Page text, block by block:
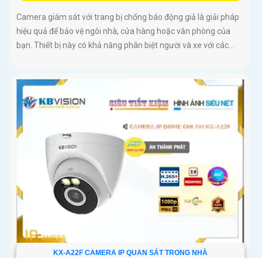
Camera giám sát với trang bị chống báo động giả là giải pháp
hiệu quả để bảo vệ ngôi nhà, cửa hàng hoặc văn phòng của
bạn. Thiết bị này có khả năng phân biệt người và xe với các...
KX-A22F CAMERA IP QUAN SÁT TRONG NHÀ